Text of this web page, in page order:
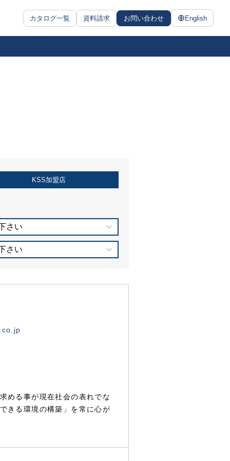
カタログ一覧 資料請求 お問い合わせ English
KSS加盟店
さい
さい
める事が現在社会の表れでな
きる環境の構築」を常に心が